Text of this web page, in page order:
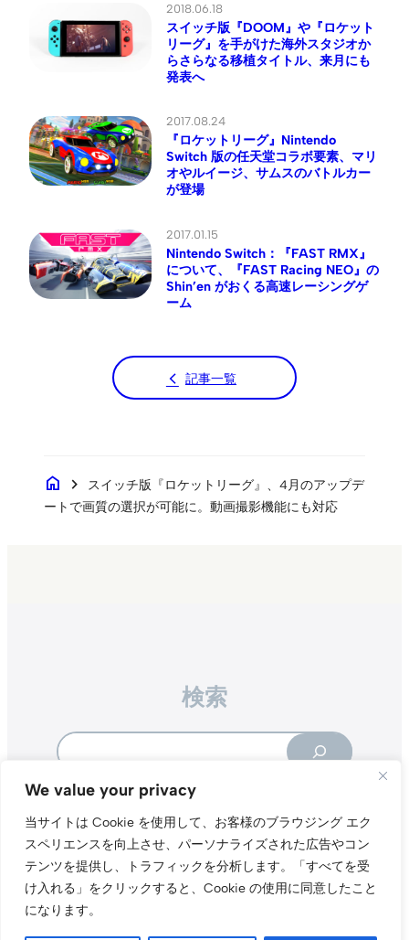
We value your privacy
当サイトは Cookie を使用して、お客様のブラウジング エク
スペリエンスを向上させ、パーソナライズされた広告やコン
テンツを提供し、トラフィックを分析します。
「すべてを受
け入れる」をクリックすると、Cookie の使用に同意したこと
になります。
2018.06.18
スイッチ版『DOOM』や『ロケット
リーグ』を手がけた海外スタジオか
らさらなる移植タイトル、来月にも
発表へ
2017.08.24
『ロケットリーグ』Nintendo
Switch 版の任天堂コラボ要素、マリ
オやルイージ、サムスのバトルカー
が登場
2017.01.15
Nintendo Switch：『FAST RMX』
について、『FAST Racing NEO』の
Shin’en がおくる高速レーシングゲ
ーム
記事一覧
home chevron_right
スイッチ版『ロケットリーグ』、4月のアップデ
ートで画質の選択が可能に。動画撮影機能にも対応
検索
X（旧